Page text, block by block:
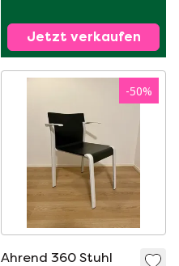
Jetzt verkaufen
-50%
Ahrend 360 Stuhl